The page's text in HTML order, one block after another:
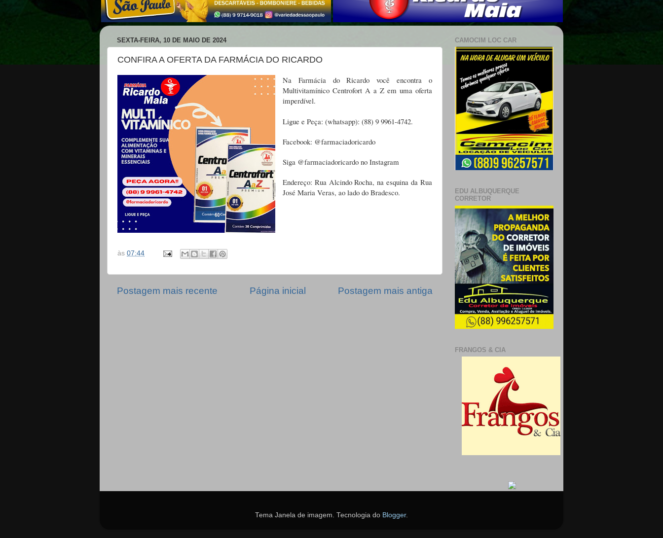
SEXTA-FEIRA, 10 DE MAIO DE 2024
CONFIRA A OFERTA DA FARMÁCIA DO RICARDO
Na Farmácia do Ricardo você encontra o
Multivitamínico Centrofort A a Z em uma oferta
imperdível.
Ligue e Peça: (whatsapp): (88) 9 9961-4742.
Facebook: @farmaciadoricardo
Siga @farmaciadoricardo no Instagram
Endereço: Rua Alcindo Rocha, na esquina da Rua
José Maria Veras, ao lado do Bradesco.
às 07:44
Postagem mais recente Postagem mais antiga
Página inicial
CAMOCIM LOC CAR
EDU ALBUQUERQUE
CORRETOR
FRANGOS & CIA
Tema Janela de imagem. Tecnologia do Blogger.